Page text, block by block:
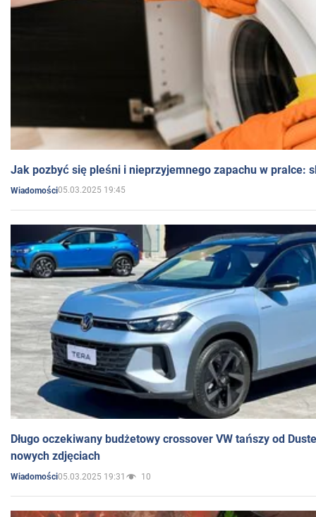
Jak pozbyć się pleśni i nieprzyjemnego zapachu w pralce:
Wiadomości05.03.2025 19:45
Długo oczekiwany budżetowy crossover VW tańszy od
nowych zdjęciach
Wiadomości05.03.2025 19:31 10